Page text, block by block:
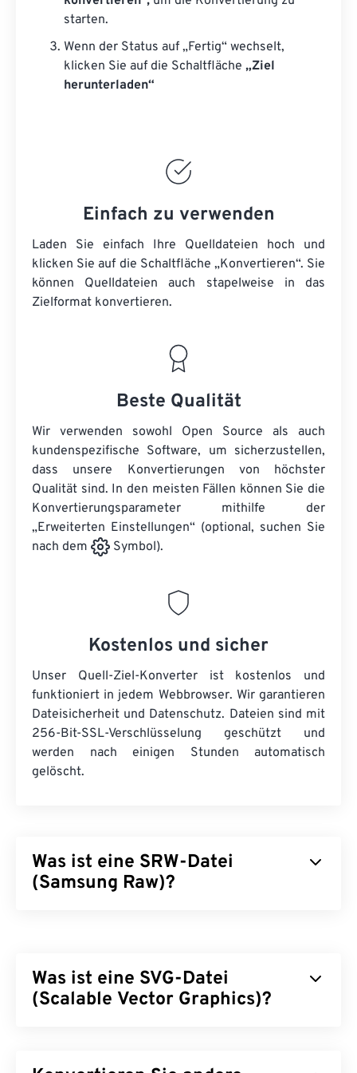
starten.
Wenn der Status auf „Fertig“ wechselt,
klicken Sie auf die Schaltfläche „Ziel
herunterladen“
Einfach zu verwenden
Laden Sie einfach Ihre Quelldateien hoch und
klicken Sie auf die Schaltfläche „Konvertieren“. Sie
können Quelldateien auch stapelweise in das
Zielformat konvertieren.
Beste Qualität
Wir verwenden sowohl Open Source als auch
kundenspezifische Software, um sicherzustellen,
dass unsere Konvertierungen von höchster
Qualität sind. In den meisten Fällen können Sie die
Konvertierungsparameter mithilfe der
„Erweiterten Einstellungen“ (optional, suchen Sie
nach dem
Symbol).
Kostenlos und sicher
Unser Quell-Ziel-Konverter ist kostenlos und
funktioniert in jedem Webbrowser. Wir garantieren
Dateisicherheit und Datenschutz. Dateien sind mit
256-Bit-SSL-Verschlüsselung geschützt und
werden nach einigen Stunden automatisch
gelöscht.
Was ist eine SRW-Datei
(Samsung Raw)?
Dateien, da sie die Verarbeitung der Bilddatei
steuern können. Dies ist ein großer Vorteil des
Was ist eine SVG-Datei
(Scalable Vector Graphics)?